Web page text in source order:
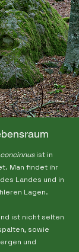
concinnusist in
Man findet ihr
Landes und in
Lagen.
ist nicht selten
sowie
und